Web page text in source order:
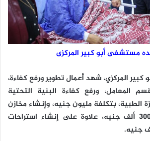
مستشفى أبو كبير المركزى
المركزي، شهد أعمال تطوير ورفع كفاءة،
المعامل، ورفع كفاءة البنية التحتية
الطبية، بتكلفة مليون جنيه، وإنشاء مخازن
للصيدليات بتكلفة 300 ألف جنيه، علاوة على إنشاء استراحات